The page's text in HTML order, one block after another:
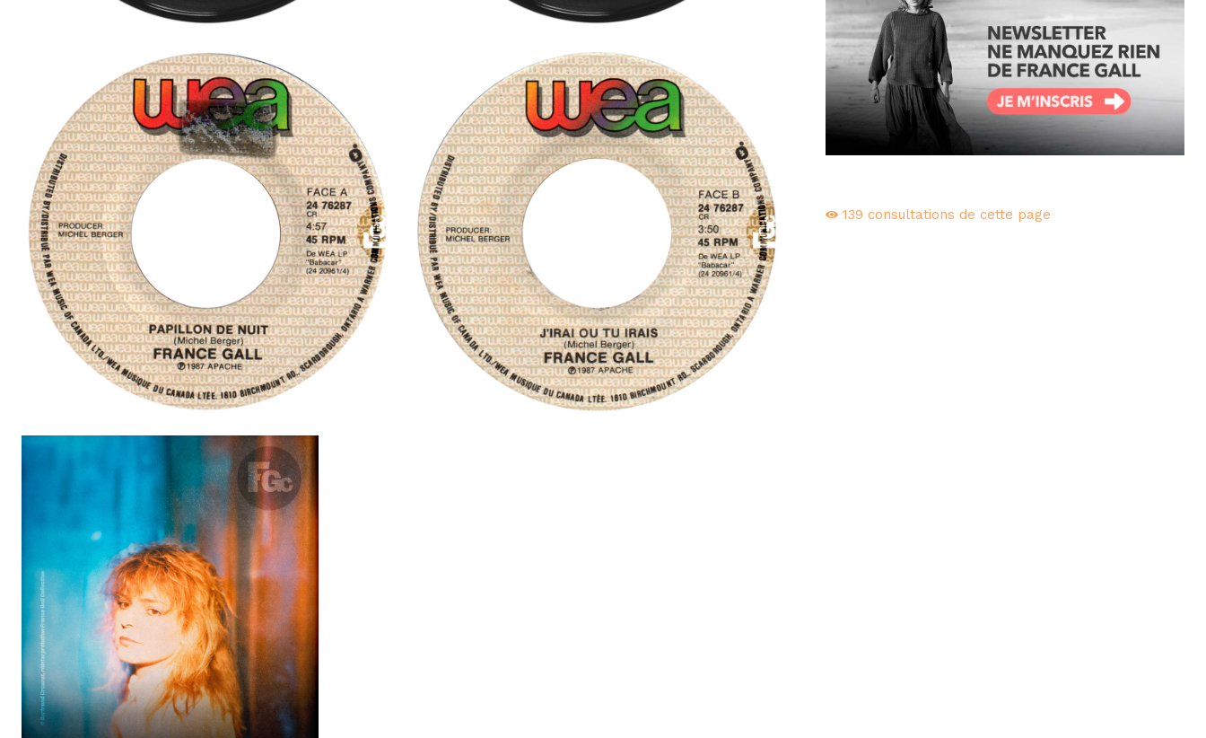
139 consultations de cette page